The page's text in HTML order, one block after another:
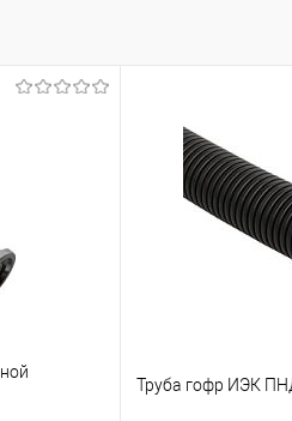
Труба гофр ИЭК